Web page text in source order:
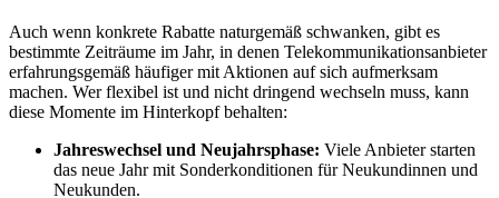
Auch wenn konkrete Rabatte naturgemäß schwanken, gibt es
bestimmte Zeiträume im Jahr, in denen Telekommunikationsanbieter
erfahrungsgemäß häufiger mit Aktionen auf sich aufmerksam
machen. Wer flexibel ist und nicht dringend wechseln muss, kann
diese Momente im Hinterkopf behalten:
Jahreswechsel und Neujahrsphase: Viele Anbieter starten
das neue Jahr mit Sonderkonditionen für Neukundinnen und
Neukunden.